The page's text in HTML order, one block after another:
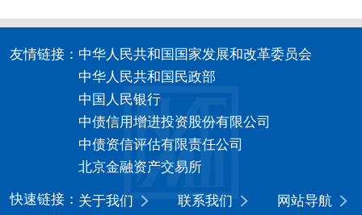
友情链接： 中华人民共和国国家发展和改革委员会
中华人民共和国民政部
中国人民银行
中债信用增进投资股份有限公司
中债资信评估有限责任公司
北京金融资产交易所
快速链接： 关于我们 联系我们 网站导航